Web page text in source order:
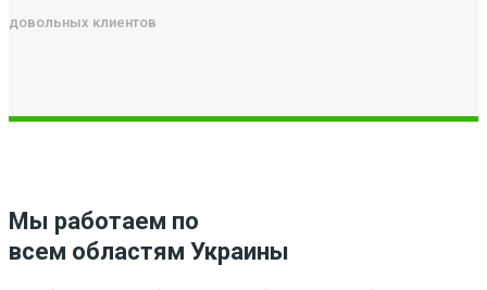
довольных клиентов
Мы работаем по
всем областям Украины